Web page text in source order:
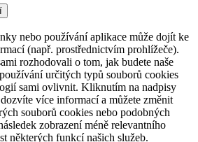
nebo používání aplikace může dojít ke
(např. prostřednictvím prohlížeče).
rozhodovali o tom, jak budete naše
určitých typů souborů cookies
sami ovlivnit. Kliknutím na nadpisy
více informací a můžete změnit
souborů cookies nebo podobných
zobrazení méně relevantního
některých funkcí našich služeb.